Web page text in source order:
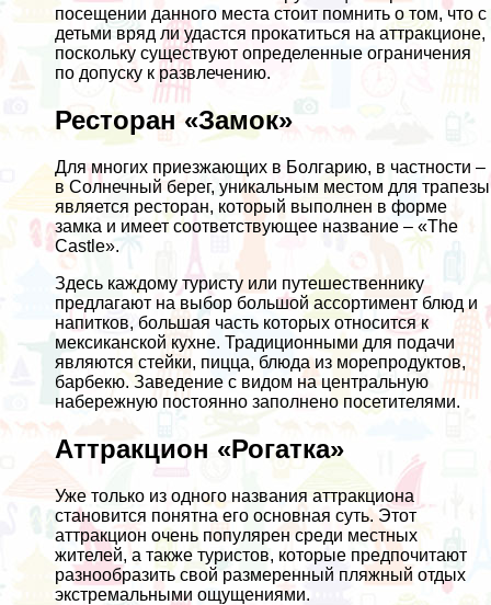
посещении данного места стоит помнить о том, что с
детьми вряд ли удастся прокатиться на аттракционе,
поскольку существуют определенные ограничения
по допуску к развлечению.
Ресторан «Замок»
Для многих приезжающих в Болгарию, в частности –
в Солнечный берег, уникальным местом для трапезы
является ресторан, который выполнен в форме
замка и имеет соответствующее название – «The
Castle».
Здесь каждому туристу или путешественнику
предлагают на выбор большой ассортимент блюд и
напитков, большая часть которых относится к
мексиканской кухне. Традиционными для подачи
являются стейки, пицца, блюда из морепродуктов,
барбекю. Заведение с видом на центральную
набережную постоянно заполнено посетителями.
Аттракцион «Рогатка»
Уже только из одного названия аттракциона
становится понятна его основная суть. Этот
аттракцион очень популярен среди местных
жителей, а также туристов, которые предпочитают
разнообразить свой размеренный пляжный отдых
экстремальными ощущениями.